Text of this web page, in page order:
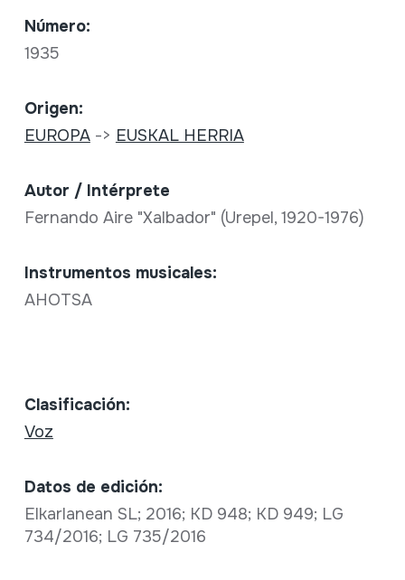
Número:
1935
Origen:
EUROPA-> EUSKAL HERRIA
Autor / Intérprete
Fernando Aire "Xalbador" (Urepel, 1920-1976)
Instrumentos musicales:
AHOTSA
Clasificación:
Voz
Datos de edición:
Elkarlanean SL; 2016; KD 948; KD 949; LG
734/2016; LG 735/2016